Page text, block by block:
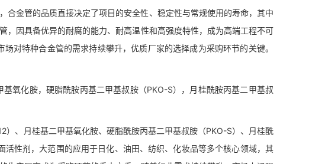
金管的品质直接决定了项目的安全性、稳定性与常规使用的寿命，其中
，因具备优异的耐腐的能力、耐高温性和高强度特性，成为高端工程不可
对特种合金管的需求持续攀升，优质厂家的选择成为采购环节的关键。
化胺，硬脂酰胺丙基二甲基叔胺（PKO-S），月桂酰胺丙基二甲基叔
、月桂基二甲基氧化胺、硬脂酰胺丙基二甲基叔胺（PKO-S）、月桂酰
性剂，大范围的应用于日化、油田、纺织、化妆品等多个核心领域，其